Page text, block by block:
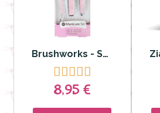
Brushworks - Set de manicura Brushworks para un resultado de salón de belleza

8,95 €